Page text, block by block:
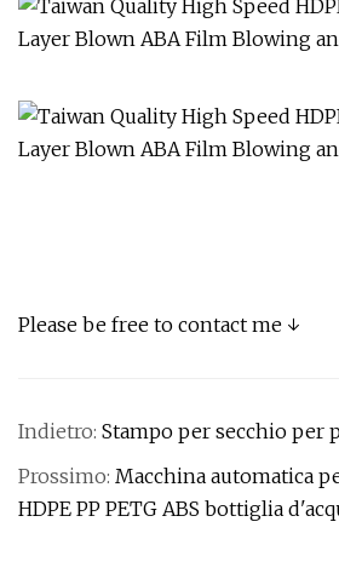
Please be free to contact me ↓
Indietro: Stampo per secchio per
Prossimo: Macchina automatica
HDPE PP PETG ABS bottiglia